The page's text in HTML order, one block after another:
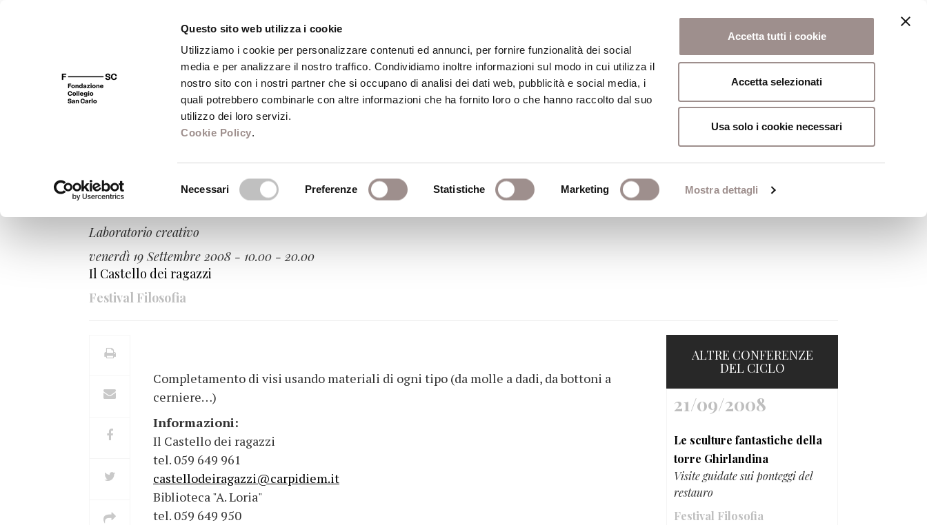
Questo sito web utilizza i cookie
Utilizziamo i cookie per personalizzare contenuti ed annunci, per fornire funzionalità dei social
media e per analizzare il nostro traffico. Condividiamo inoltre informazioni sul modo in cui utilizza il
nostro sito con i nostri partner che si occupano di analisi dei dati web, pubblicità e social media, i
quali potrebbero combinarle con altre informazioni che ha fornito loro o che hanno raccolto dal suo
utilizzo dei loro servizi.
Cookie Policy.
Necessari Preferenze Statistiche Marketing Mostra dettagli
Accetta tutti i cookie
Accetta selezionati
Usa solo i cookie necessari
FSC 400 Fondazione Biblioteca Centro Culturale Centro Studi Religiosi Scuola Alti Studi
Venerdì Carpi
Un viso alla Bloch
Laboratorio creativo
venerdì 19 Settembre 2008 - 10.00 - 20.00
Il Castello dei ragazzi
Festival Filosofia
Completamento di visi usando materiali di ogni tipo (da molle a dadi, da bottoni a
cerniere…)
Informazioni:
Il Castello dei ragazzi
tel. 059 649 961
castellodeiragazzi@carpidiem.it
Biblioteca "A. Loria"
tel. 059 649 950
ALTRE CONFERENZE
DEL CICLO
21/09/2008
Le sculture fantastiche della
torre Ghirlandina
Visite guidate sui ponteggi del
restauro
Festival Filosofia